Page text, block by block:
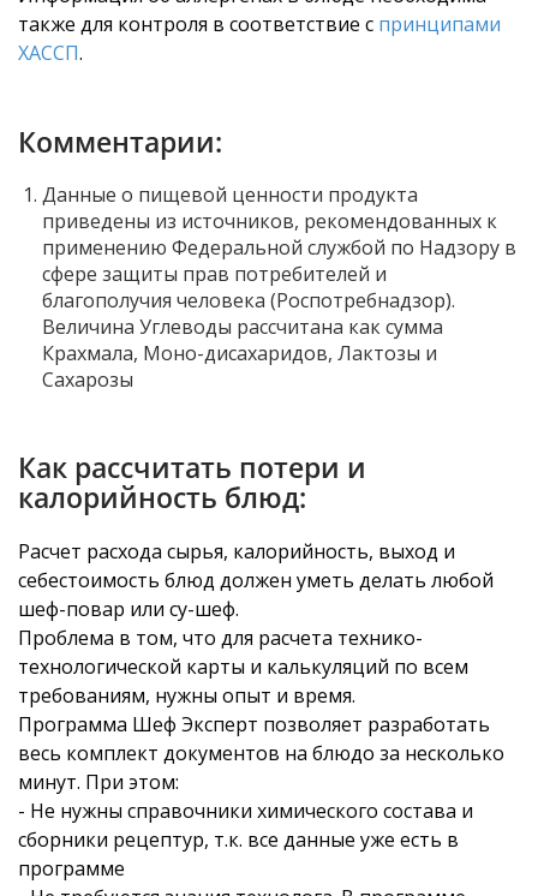
также для контроля в соответствие с принципами
ХАССП.
Комментарии:
Данные о пищевой ценности продукта
приведены из источников, рекомендованных к
применению Федеральной службой по Надзору в
сфере защиты прав потребителей и
благополучия человека (Роспотребнадзор).
Величина Углеводы рассчитана как сумма
Крахмала, Моно-дисахаридов, Лактозы и
Сахарозы
Как рассчитать потери и
калорийность блюд:
Расчет расхода сырья, калорийность, выход и
себестоимость блюд должен уметь делать любой
шеф-повар или су-шеф.
Проблема в том, что для расчета технико-
технологической карты и калькуляций по всем
требованиям, нужны опыт и время.
Программа Шеф Эксперт позволяет разработать
весь комплект документов на блюдо за несколько
минут. При этом:
- Не нужны справочники химического состава и
сборники рецептур, т.к. все данные уже есть в
программе